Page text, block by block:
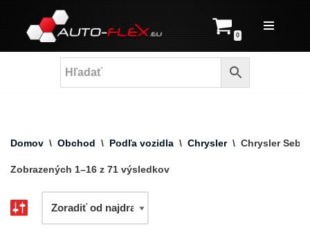
Prejsť
na
0
Domov \ Obchod \ Podľa vozidla \ Chrysler \ Chrysler
Zobrazených 1–16 z 71 výsledkov